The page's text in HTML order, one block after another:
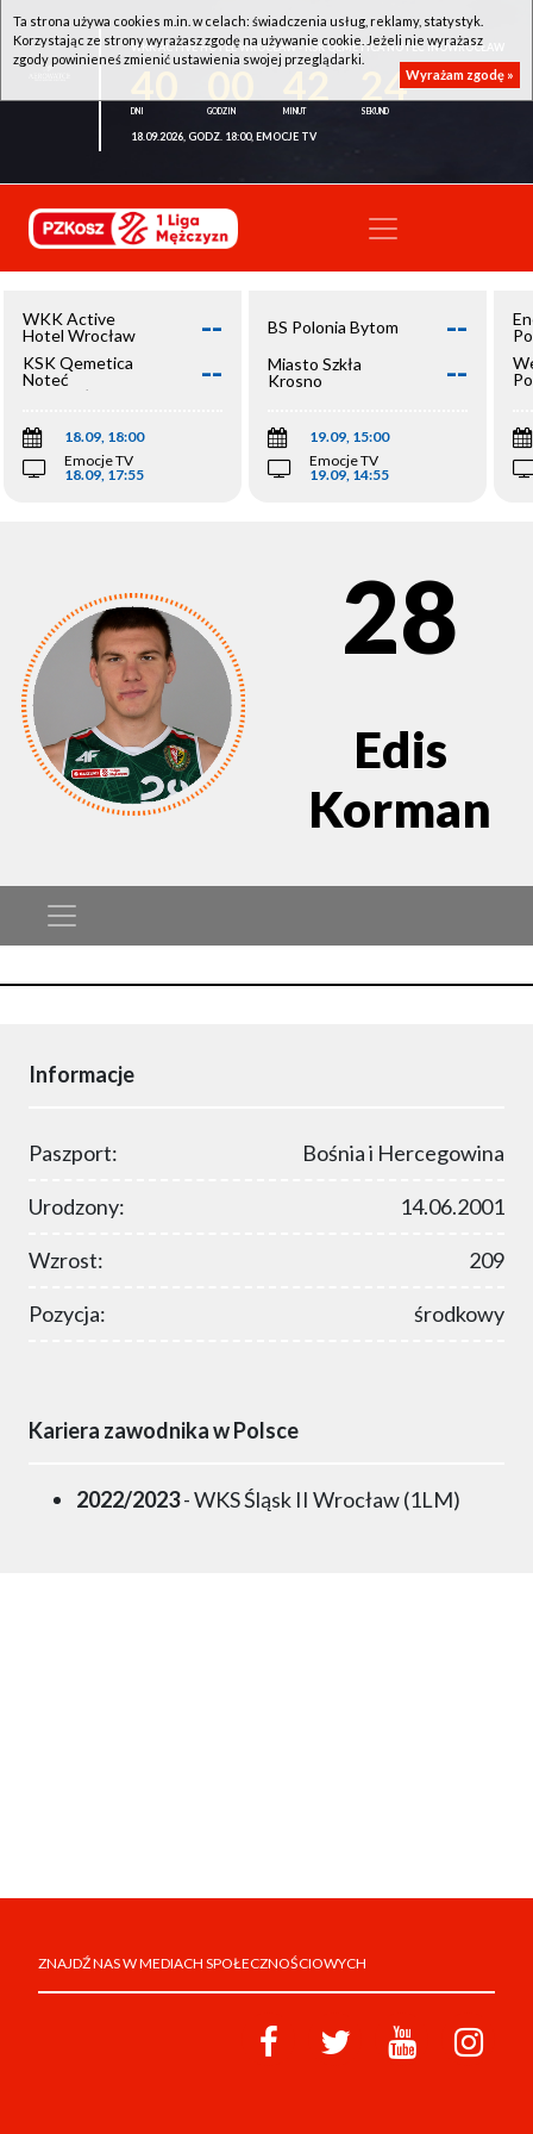
WKK ACTIVE HOTEL WROCŁAW - KSK QEMETICA NOTEĆ INOWROCŁAW
24
18.09.2026, GODZ. 18:00, EMOCJE TV
WKK Active
Hotel Wrocław
--
KSK Qemetica
Noteć
Inowrocław
--
18.09, 18:00
Emocje TV
18.09, 17:55
BS Polonia Bytom --
Miasto Szkła
Krosno
--
19.09, 15:00
Emocje TV
19.09, 14:55
28
Edis
Korman
Informacje
Paszport: Bośnia i Hercegowina
Urodzony: 14.06.2001
Wzrost: 209
Pozycja: środkowy
Kariera zawodnika w Polsce
2022/2023- WKS Śląsk II Wrocław (1LM)
ZNAJDŹ NAS W MEDIACH SPOŁECZNOŚCIOWYCH
Ta strona używa cookies m.in. w celach: świadczenia usług, reklamy, statystyk.
Korzystając ze strony wyrażasz zgodę na używanie cookie. Jeżeli nie wyrażasz
zgody powinieneś zmienić ustawienia swojej przeglądarki.
Wyrażam zgodę »